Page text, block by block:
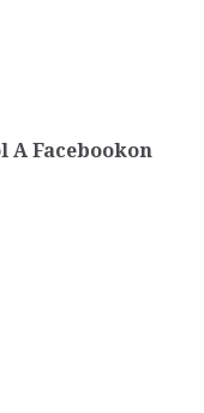
A Facebookon